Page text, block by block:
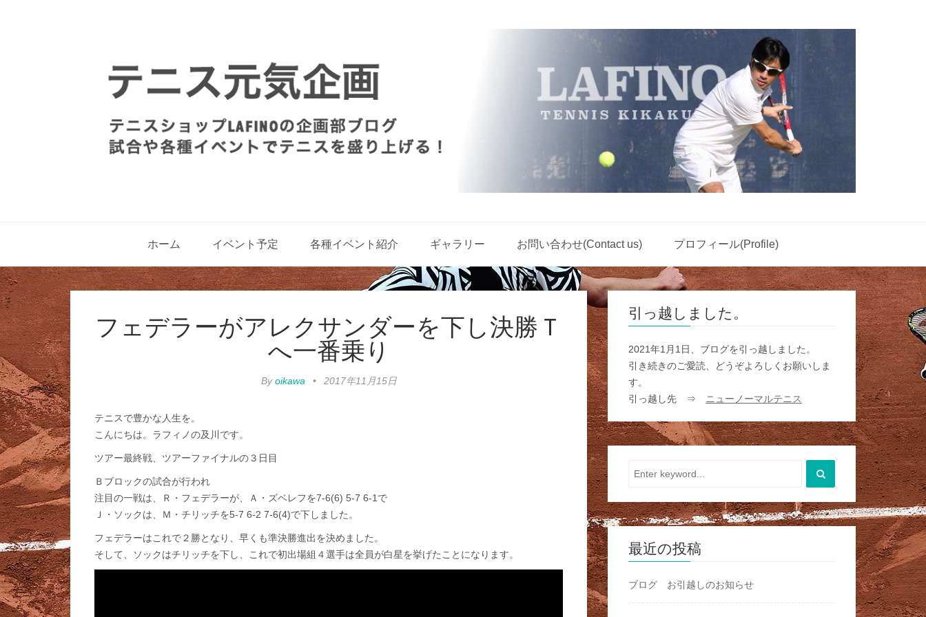
ホーム イベント予定 各種イベント紹介 ギャラリー お問い合わせ(Contact us) プロフィール(Profile)
フェデラーがアレクサンダーを下し決勝Ｔ
へ一番乗り
Byoikawa • 2017年11月15日
テニスで豊かな人生を。
こんにちは。ラフィノの及川です。
ツアー最終戦、ツアーファイナルの３日目
Ｂブロックの試合が行われ
注目の一戦は、Ｒ・フェデラーが、Ａ・ズベレフを7-6(6) 5-7 6-1で
Ｊ・ソックは、Ｍ・チリッチを5-7 6-2 7-6(4)で下しました。
フェデラーはこれで２勝となり、早くも準決勝進出を決めました。
そして、ソックはチリッチを下し、これで初出場組４選手は全員が白星を挙げたことになります。
引っ越しました。
2021年1月1日、ブログを引っ越しました。
引き続きのご愛読、どうぞよろしくお願いしま
す。
引っ越し先 ⇒
ニューノーマルテニス
最近の投稿
ブログ お引越しのお知らせ